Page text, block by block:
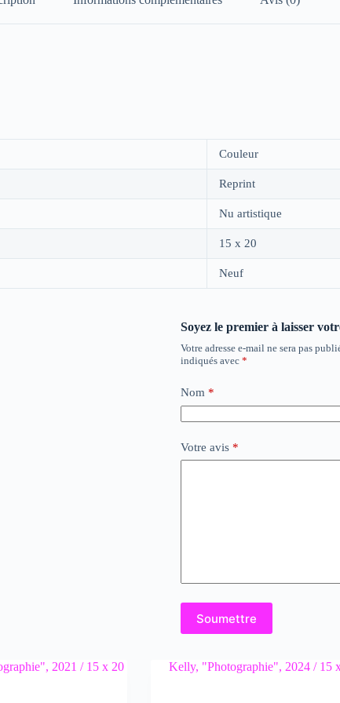
Couleur
Reprint
Nu artistique
15 x 20
Neuf
Soyez le premier à laisser
Votre adresse e-mail ne sera pas
indiqués avec *
Nom *
Votre avis *
Soumettre